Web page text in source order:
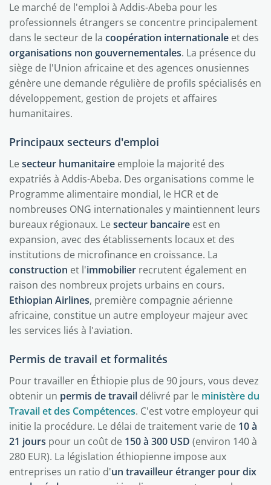
Le marché de l'emploi à Addis-Abeba pour les
professionnels étrangers se concentre principalement
dans le secteur de la coopération internationale et des
organisations non gouvernementales. La présence du
siège de l'Union africaine et des agences onusiennes
génère une demande régulière de profils spécialisés en
développement, gestion de projets et affaires
humanitaires.
Principaux secteurs d'emploi
Lesecteur humanitaire emploie la majorité des
expatriés à Addis-Abeba. Des organisations comme le
Programme alimentaire mondial, le HCR et de
nombreuses ONG internationales y maintiennent leurs
bureaux régionaux. Lesecteur bancaire est en
expansion, avec des établissements locaux et des
institutions de microfinance en croissance. La
construction et l'immobilier recrutent également en
raison des nombreux projets urbains en cours.
Ethiopian Airlines, première compagnie aérienne
africaine, constitue un autre employeur majeur avec
les services liés à l'aviation.
Permis de travail et formalités
Pour travailler en Éthiopie plus de 90 jours, vous devez
obtenir un permis de travail délivré par le ministère du
Travail et des Compétences. C'est votre employeur qui
initie la procédure. Le délai de traitement varie de 10 à
21 jours pour un coût de 150 à 300 USD (environ 140 à
280 EUR). La législation éthiopienne impose aux
entreprises un ratio d'un travailleur étranger pour dix